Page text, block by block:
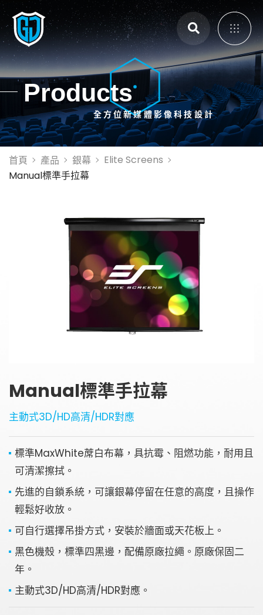
主選單
展覽展示設計
體感互動裝置
金字塔設備租賃
參觀預約
投影機
銀幕
全息金字塔
全息投影
顯示器
4K高畫質抗光幕系列
Products
全方位新媒體影像科技設計
首頁 產品 銀幕
Elite Screens
Manual標準手拉幕
Manual標準手拉幕
主動式3D/HD高清/HDR對應
標準MaxWhite蓆白布幕，具抗霉、阻燃功能，耐用且
可清潔擦拭。
先進的自鎖系統，可讓銀幕停留在任意的高度，且操作
輕鬆好收放。
可自行選擇吊掛方式，安裝於牆面或天花板上。
黑色機殼，標準四黑邊，配備原廠拉繩。原廠保固二
年。
主動式3D/HD高清/HDR對應。